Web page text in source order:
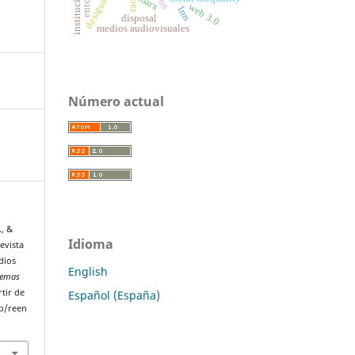
&
de
reen
disposal
medios audiovisuales
lmsweb 3.0
Número actual
Idioma
English
Español (España)